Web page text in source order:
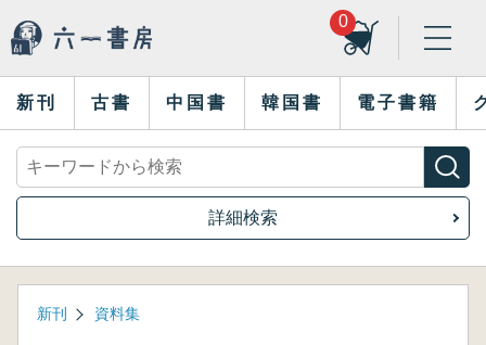
0
新刊 古書 中国書 韓国書 電子書籍
詳細検索
新刊 資料集